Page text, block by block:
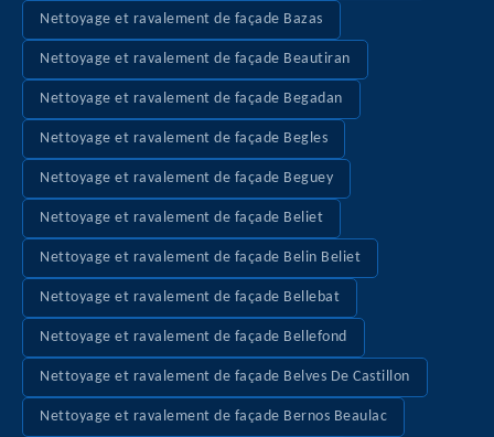
Nettoyage et ravalement de façade Bazas
Nettoyage et ravalement de façade Beautiran
Nettoyage et ravalement de façade Begadan
Nettoyage et ravalement de façade Begles
Nettoyage et ravalement de façade Beguey
Nettoyage et ravalement de façade Beliet
Nettoyage et ravalement de façade Belin Beliet
Nettoyage et ravalement de façade Bellebat
Nettoyage et ravalement de façade Bellefond
Nettoyage et ravalement de façade Belves De Castillon
Nettoyage et ravalement de façade Bernos Beaulac